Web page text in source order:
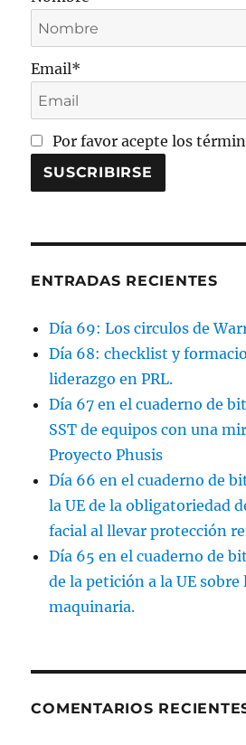
Email*
Por favor acepte los
ENTRADAS RECIENTES
Día 69: Los circulos de
Día 68: checklist y
liderazgo en PRL.
Día 67 en el cuaderno de
SST de equipos con una
Proyecto Phusis
Día 66 en el cuaderno de
la UE de la obligatoriedad
facial al llevar protección
Día 65 en el cuaderno de
de la petición a la UE sobre
maquinaria.
COMENTARIOS